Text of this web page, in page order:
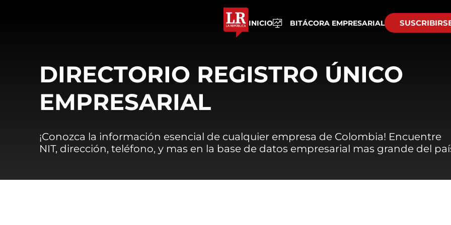
INICIO BITÁCORA EMPRESARIAL
DIRECTORIO REGISTRO ÚNICO
EMPRESARIAL
¡Conozca la información esencial de cualquier empresa de Colombia! Encuentre
NIT, dirección, teléfono, y mas en la base de datos empresarial mas grande del